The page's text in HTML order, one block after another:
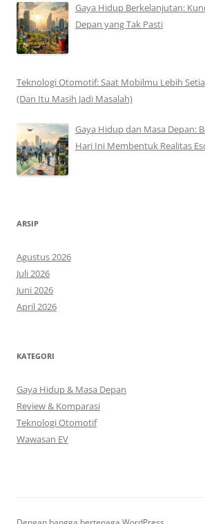
Gaya Hidup Berkelanjutan:
Depan yang Tak Pasti
Teknologi Otomotif: Saat Mobilmu Lebih
(Dan Itu Masih Jadi Masalah)
Gaya Hidup dan Masa Depan:
Hari Ini Membentuk Realitas
ARSIP
Agustus 2026
Juli 2026
Juni 2026
April 2026
KATEGORI
Gaya Hidup & Masa Depan
Review & Komparasi
Teknologi Otomotif
Wawasan EV